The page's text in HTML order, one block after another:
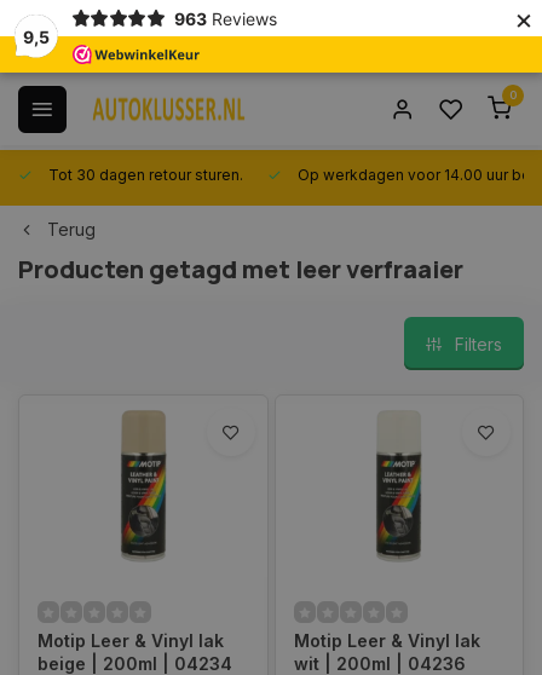
9,5
963 Reviews ×
0
Tot 30 dagen retour sturen. Op werkdagen voor 14.00 uur
Terug
Producten getagd met leer verfraaier
Filters
Motip Leer & Vinyl lak
beige | 200ml | 04234
Motip Leer & Vinyl lak
wit | 200ml | 04236